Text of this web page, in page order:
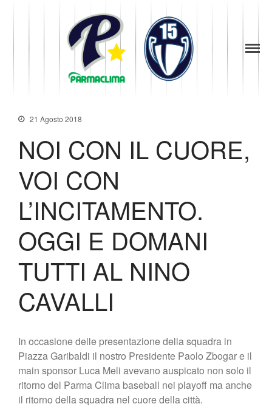
News
Storia
Codice di Condotta
Squadra
Contatti
Biglietteria
Lo Stadio
21 Agosto 2018
NOI CON IL CUORE,
VOI CON
L’INCITAMENTO.
OGGI E DOMANI
TUTTI AL NINO
CAVALLI
In occasione delle presentazione della squadra in
Piazza Garibaldi il nostro Presidente Paolo Zbogar e il
main sponsor Luca Meli avevano auspicato non solo il
ritorno del Parma Clima baseball nei playoff ma anche
il ritorno della squadra nel cuore della città.